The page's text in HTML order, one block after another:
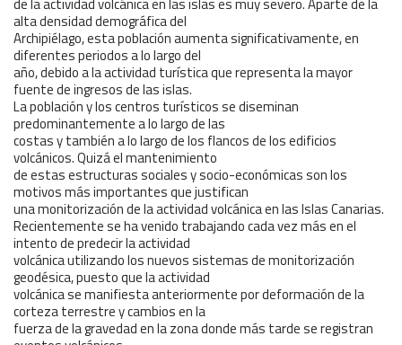
alta densidad demográfica del
Archipiélago, esta población aumenta significativamente, en
diferentes periodos a lo largo del
año, debido a la actividad turística que representa la mayor
fuente de ingresos de las islas.
La población y los centros turísticos se diseminan
predominantemente a lo largo de las
costas y también a lo largo de los flancos de los edificios
volcánicos. Quizá el mantenimiento
de estas estructuras sociales y socio-económicas son los
motivos más importantes que justifican
una monitorización de la actividad volcánica en las Islas Canarias.
Recientemente se ha venido trabajando cada vez más en el
intento de predecir la actividad
volcánica utilizando los nuevos sistemas de monitorización
geodésica, puesto que la actividad
volcánica se manifiesta anteriormente por deformación de la
corteza terrestre y cambios en la
fuerza de la gravedad en la zona donde más tarde se registran